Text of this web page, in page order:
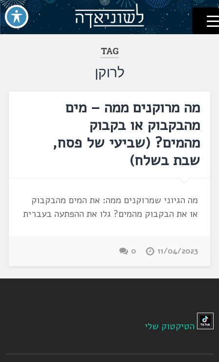
דלג
לתוכן
לשוניאדה
עברית. לשון. שפה
TAG
לרוקן
מה מרוקנים ממה – מים
מהבקבוק או בקבוק
מהמים? (שביעי של פסח,
שבת בשלח)
מה הגיוני שמרוקנים ממה: את המים מהבקבוק
או את הבקבוק מהמים? גלו את ההפתעה בעברית
11/04/2023
0
הטיקטוק שלי